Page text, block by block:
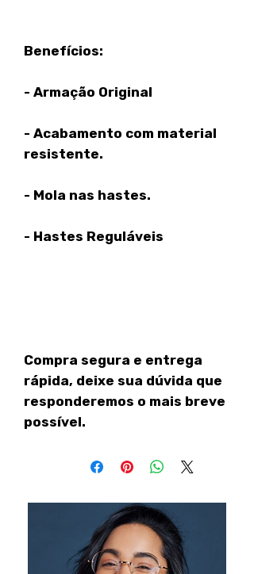
Benefícios:
- Armação Original
- Acabamento com material
resistente.
- Mola nas hastes.
- Hastes Reguláveis
Compra segura e entrega
rápida, deixe sua dúvida que
responderemos o mais breve
possível.